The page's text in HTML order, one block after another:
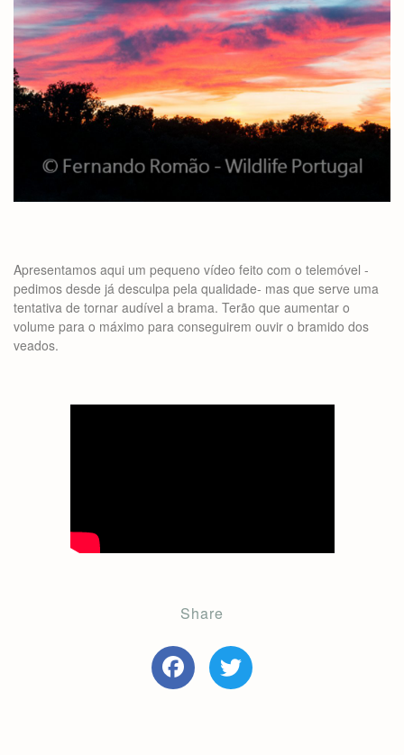
Apresentamos aqui um pequeno vídeo feito com o telemóvel -
pedimos desde já desculpa pela qualidade- mas que serve uma
tentativa de tornar audível a brama. Terão que aumentar o
volume para o máximo para conseguirem ouvir o bramido dos
veados.
Share